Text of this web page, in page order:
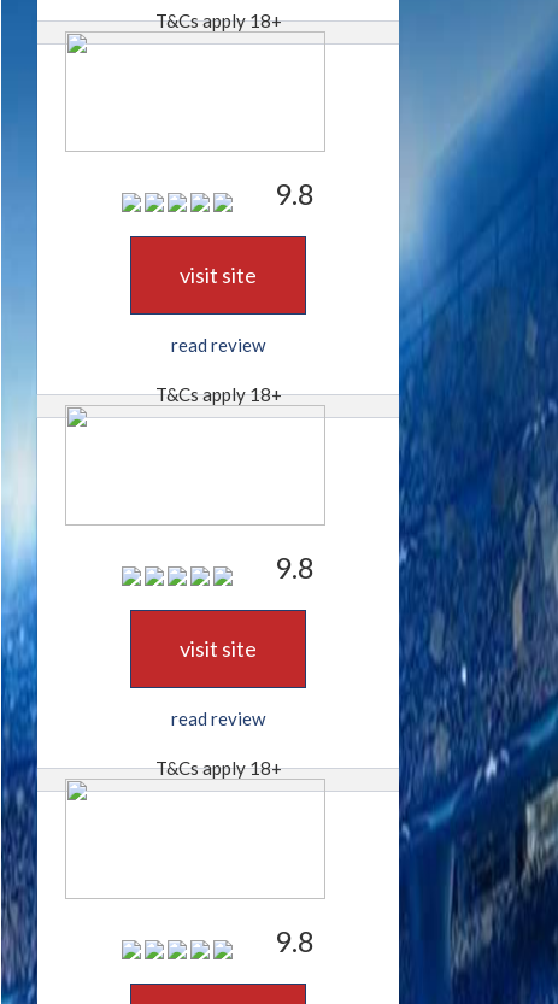
T&Cs apply 18+
9.8
visit site
read review
T&Cs apply 18+
9.8
visit site
read review
T&Cs apply 18+
9.8